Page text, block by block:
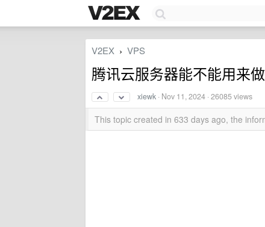
V2EX › VPS
腾讯云服务器能不能用来
xiewk · Nov 11, 2024 · 26085 views
This topic created in 633 days ago, the